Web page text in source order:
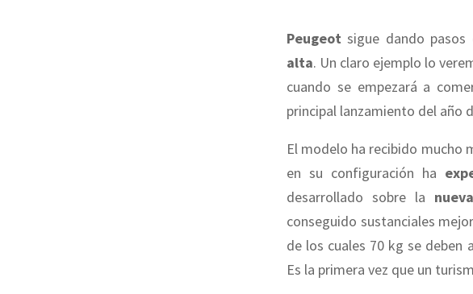
Peugeot sigue dando pasos
alta. Un claro ejemplo lo
cuando se empezará a
principal lanzamiento del año
El modelo ha recibido mucho
en su configuración ha
desarrollado sobre la
conseguido sustanciales
de los cuales 70 kg se deben
Es la primera vez que un